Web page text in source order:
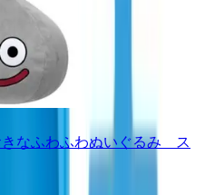
なふわふわぬいぐるみ ス